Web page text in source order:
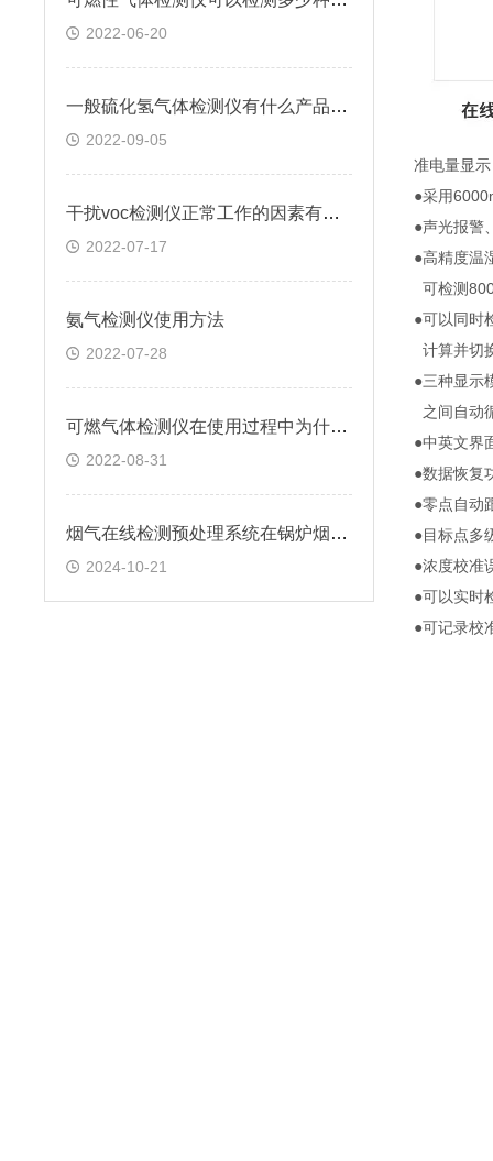
2022-06-20
一般硫化氢气体检测仪有什么产品特点呢?
2022-09-05
干扰voc检测仪正常工作的因素有哪些
2022-07-17
氨气检测仪使用方法
2022-07-28
可燃气体检测仪在使用过程中为什么会误报
2022-08-31
烟气在线检测预处理系统在锅炉烟气烟尘监测中的应用
2024-10-21
准电量显
●采用
●声光报警
●高精度温
可检测
●可以同时
计算并切
●三种显示
之间自动
●中英文界
●数据恢复
●零点自动
●目标点多
●浓度校准
●可以实时
●可记录校